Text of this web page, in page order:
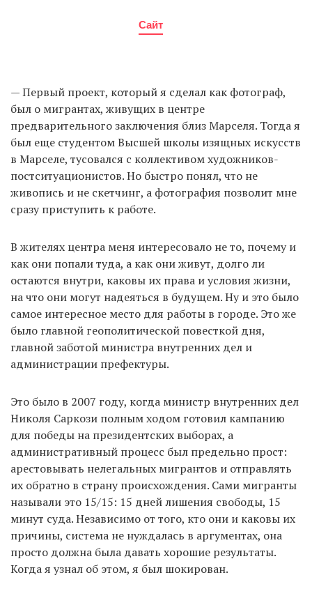
Сайт
— Первый проект, который я сделал как фотограф,
был о мигрантах, живущих в центре
предварительного заключения близ Марселя. Тогда я
был еще студентом Высшей школы изящных искусств
в Марселе, тусовался с коллективом художников-
постситуационистов. Но быстро понял, что не
живопись и не скетчинг, а фотография позволит мне
сразу приступить к работе.
В жителях центра меня интересовало не то, почему и
как они попали туда, а как они живут, долго ли
остаются внутри, каковы их права и условия жизни,
на что они могут надеяться в будущем. Ну и это было
самое интересное место для работы в городе. Это же
было главной геополитической повесткой дня,
главной заботой министра внутренних дел и
администрации префектуры.
Это было в 2007 году, когда министр внутренних дел
Николя Саркози полным ходом готовил кампанию
для победы на президентских выборах, а
административный процесс был предельно прост:
арестовывать нелегальных мигрантов и отправлять
их обратно в страну происхождения. Сами мигранты
называли это 15/15: 15 дней лишения свободы, 15
минут суда. Независимо от того, кто они и каковы их
причины, система не нуждалась в аргументах, она
просто должна была давать хорошие результаты.
Когда я узнал об этом, я был шокирован.